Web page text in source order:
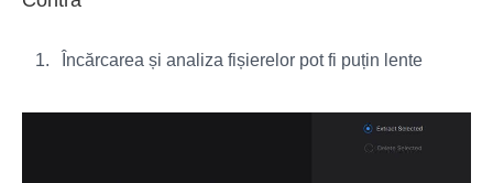
Încărcarea și analiza fișierelor pot fi puțin lente